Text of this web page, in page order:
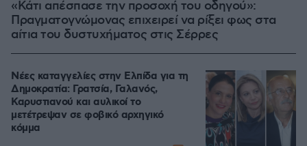
«Κάτι απέσπασε την προσοχή του οδηγού»:
Πραγματογνώμονας επιχειρεί να ρίξει φως στα
αίτια του δυστυχήματος στις Σέρρες
Νέες καταγγελίες στην Ελπίδα για τη
Δημοκρατία: Γρατσία, Γαλανός,
Καρυστιανού και αυλικοί το
μετέτρεψαν σε φοβικό αρχηγικό
κόμμα